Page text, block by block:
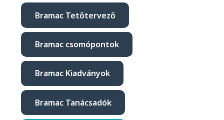
Bramac Tetőtervező
Bramac csomópontok
Bramac Kiadványok
Bramac Tanácsadók